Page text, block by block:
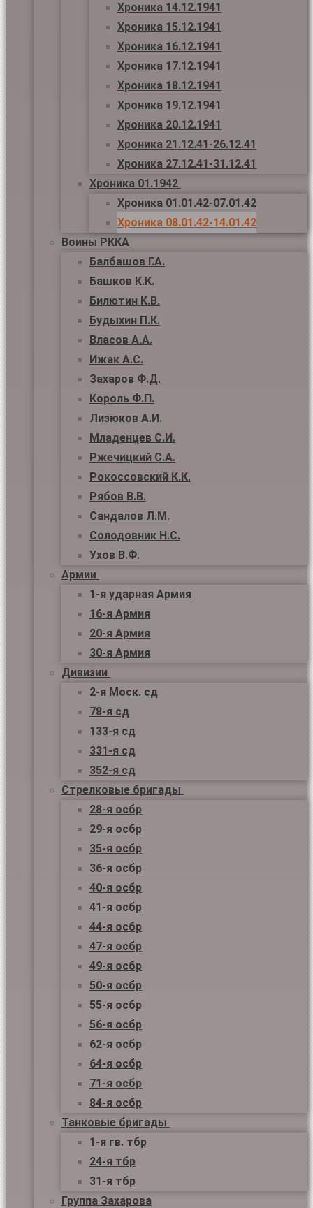
Хроника 14.12.1941
Хроника 15.12.1941
Хроника 16.12.1941
Хроника 17.12.1941
Хроника 18.12.1941
Хроника 19.12.1941
Хроника 20.12.1941
Хроника 21.12.41-26.12.41
Хроника 27.12.41-31.12.41
Хроника 01.1942
Хроника 01.01.42-07.01.42
Хроника 08.01.42-14.01.42
Воины РККА
Балбашов Г.А.
Башков К.К.
Билютин К.В.
Будыхин П.К.
Власов А.А.
Ижак А.С.
Захаров Ф.Д.
Король Ф.П.
Лизюков А.И.
Младенцев С.И.
Ржечицкий С.А.
Рокоссовский К.К.
Рябов В.В.
Сандалов Л.М.
Солодовник Н.С.
Ухов В.Ф.
Армии
1-я ударная Армия
16-я Армия
20-я Армия
30-я Армия
Дивизии
2-я Моск. сд
78-я сд
133-я сд
331-я сд
352-я сд
Стрелковые бригады
28-я осбр
29-я осбр
35-я осбр
36-я осбр
40-я осбр
41-я осбр
44-я осбр
47-я осбр
49-я осбр
50-я осбр
55-я осбр
56-я осбр
62-я осбр
64-я осбр
71-я осбр
84-я осбр
Танковые бригады
1-я гв. тбр
24-я тбр
31-я тбр
Группа Захарова